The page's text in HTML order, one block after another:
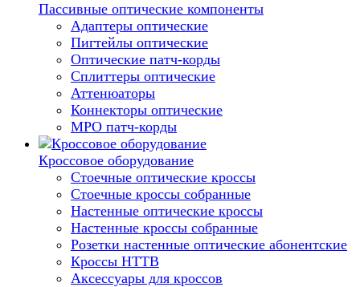
Пассивные оптические компоненты
Адаптеры оптические
Пигтейлы оптические
Оптические патч-корды
Сплиттеры оптические
Аттенюаторы
Коннекторы оптические
MPO патч-корды
Кроссовое оборудование
Стоечные оптические кроссы
Стоечные кроссы собранные
Настенные оптические кроссы
Настенные кроссы собранные
Розетки настенные оптические абонентские
Кроссы HTTB
Аксессуары для кроссов